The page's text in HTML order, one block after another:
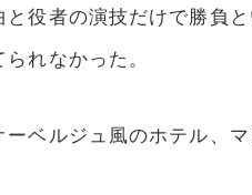
役者の演技だけで勝負と
れなかった。
ベルジュ風のホテル、